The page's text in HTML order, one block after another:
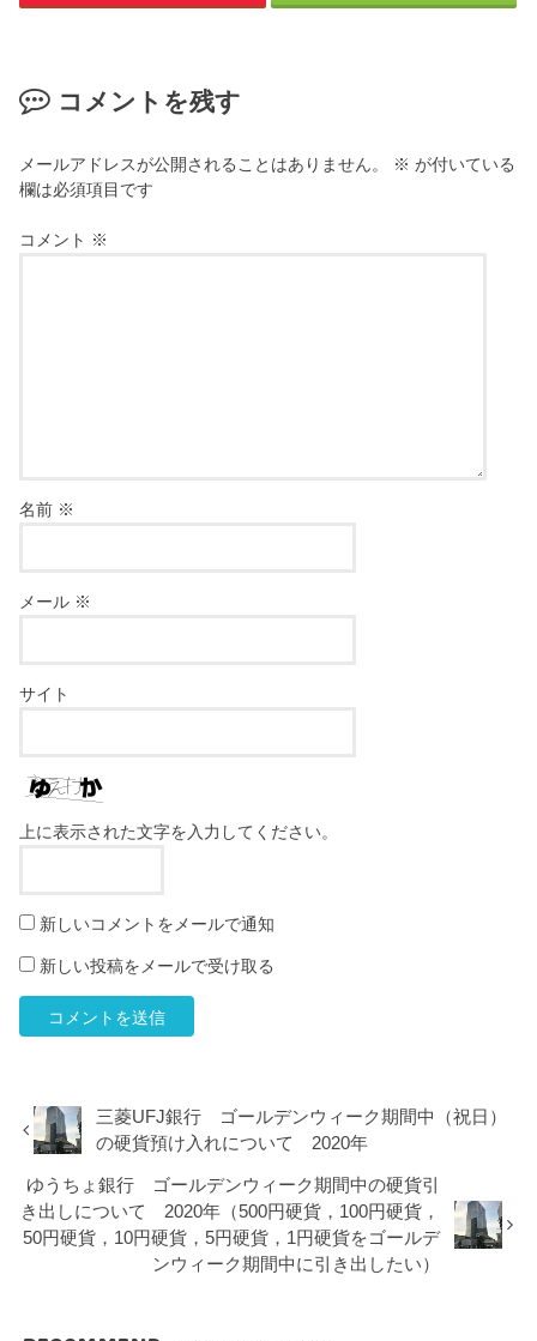
コメントを残す
メールアドレスが公開されることはありません。 ※ が付いている
欄は必須項目です
コメント ※
名前 ※
メール ※
サイト
上に表示された文字を入力してください。
新しいコメントをメールで通知
新しい投稿をメールで受け取る
三菱UFJ銀行 ゴールデンウィーク期間中（祝日）
の硬貨預け入れについて 2020年
ゆうちょ銀行 ゴールデンウィーク期間中の硬貨引
き出しについて 2020年（500円硬貨，100円硬貨，
50円硬貨，10円硬貨，5円硬貨，1円硬貨をゴールデ
ンウィーク期間中に引き出したい）